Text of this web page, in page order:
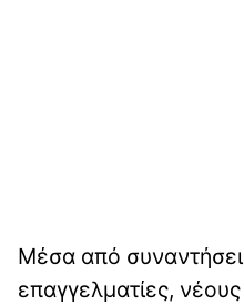
Μέσα από
επαγγελματίες,